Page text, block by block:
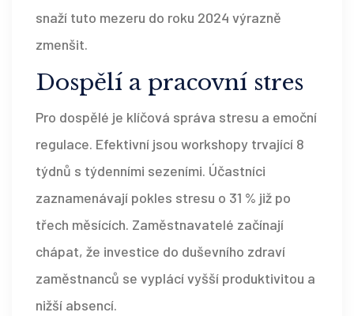
snaží tuto mezeru do roku 2024 výrazně
zmenšit.
Dospělí a pracovní stres
Pro dospělé je klíčová správa stresu a emoční
regulace. Efektivní jsou workshopy trvající 8
týdnů s týdenními sezeními. Účastníci
zaznamenávají pokles stresu o 31 % již po
třech měsících. Zaměstnavatelé začínají
chápat, že investice do duševního zdraví
zaměstnanců se vyplácí vyšší produktivitou a
nižší absencí.